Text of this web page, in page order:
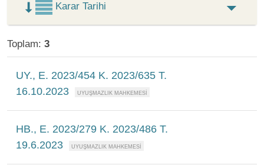
Karar Tarihi
Toplam: 3
UY., E. 2023/454 K. 2023/635 T.
16.10.2023
HB., E. 2023/279 K. 2023/486 T.
19.6.2023